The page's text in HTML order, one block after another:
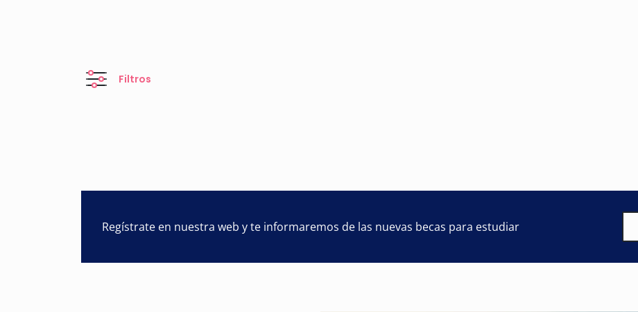
Filtros
Regístrate en nuestra web y te informaremos de las nuevas becas para estudiar